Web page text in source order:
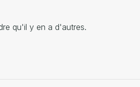
qu'il y en a d'autres.